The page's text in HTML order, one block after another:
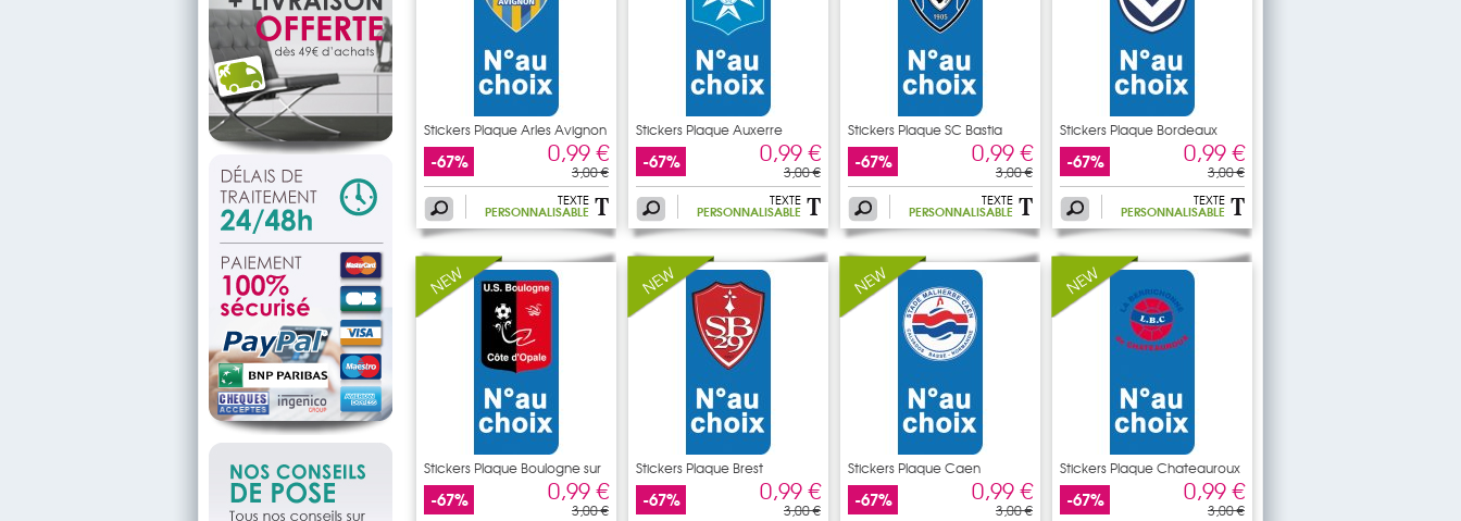
Stickers Plaque Arles Avignon
-67% 0,99 €
3,00 €
TEXTE
PERSONNALISABLE
Stickers Plaque Auxerre
-67% 0,99 €
3,00 €
TEXTE
PERSONNALISABLE
Stickers Plaque SC Bastia
-67% 0,99 €
3,00 €
TEXTE
PERSONNALISABLE
Stickers Plaque Bordeaux
-67% 0,99 €
3,00 €
TEXTE
PERSONNALISABLE
Stickers Plaque Boulogne sur
-67% 0,99 €
3,00 €
Stickers Plaque Brest
-67% 0,99 €
3,00 €
Stickers Plaque Caen
-67% 0,99 €
3,00 €
Stickers Plaque Chateauroux
-67% 0,99 €
3,00 €